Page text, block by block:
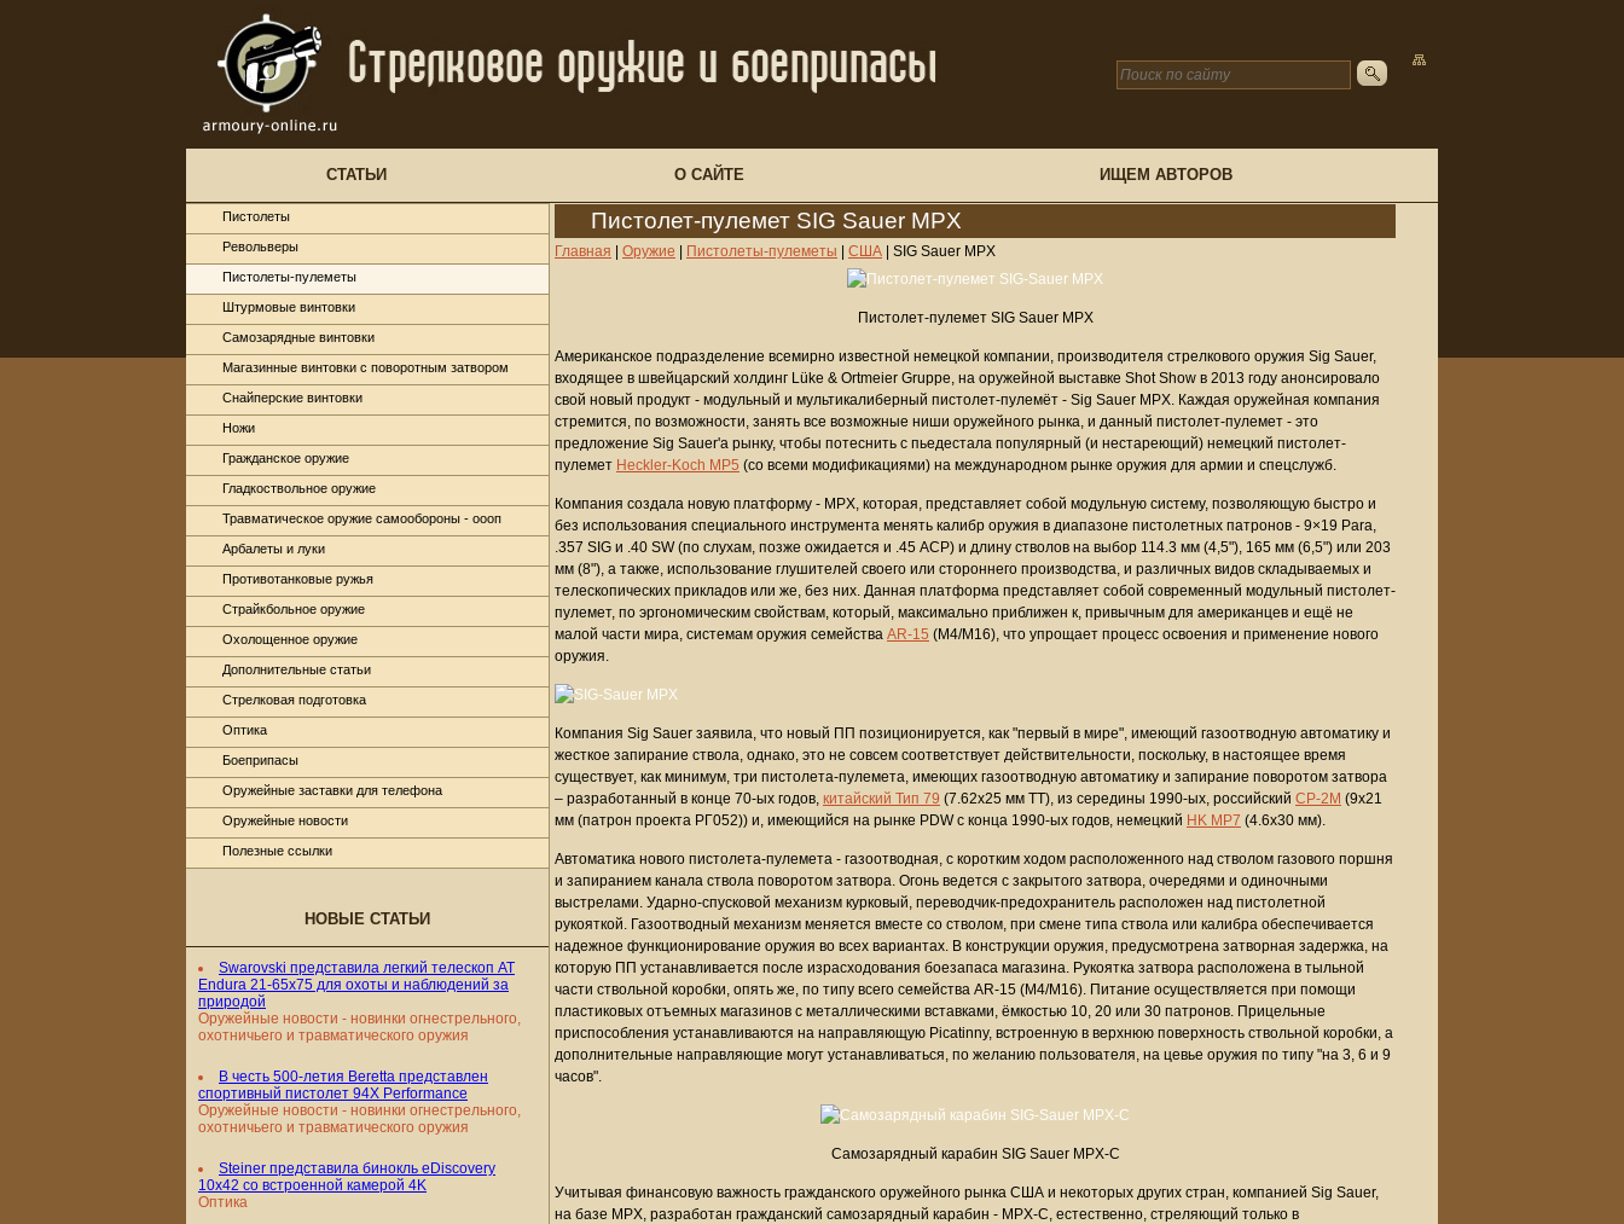
СТАТЬИ О САЙТЕ ИЩЕМ АВТОРОВ
Пистолет-пулемет SIG Sauer MPX
Главная Оружие Пистолеты-пулеметы США SIG Sauer MPX
Пистолет-пулемет SIG Sauer MPX
Американское подразделение всемирно известной немецкой компании, производителя стрелкового оружия Sig Sauer,
входящее в швейцарский холдинг Lüke & Ortmeier Gruppe, на оружейной выставке Shot Show в 2013 году анонсировало
свой новый продукт - модульный и мультикалиберный пистолет-пулемёт - Sig Sauer MPX. Каждая оружейная компания
стремится, по возможности, занять все возможные ниши оружейного рынка, и данный пистолет-пулемет - это
предложение Sig Sauer'a рынку, чтобы потеснить с пьедестала популярный (и нестареющий) немецкий пистолет-
пулемет Heckler-Koch MP5 (со всеми модификациями) на международном рынке оружия для армии и спецслужб.
Компания создала новую платформу - MPX, которая, представляет собой модульную систему, позволяющую быстро и
без использования специального инструмента менять калибр оружия в диапазоне пистолетных патронов - 9×19 Para,
.357 SIG и .40 SW (по слухам, позже ожидается и .45 ACP) и длину стволов на выбор 114.3 мм (4,5"), 165 мм (6,5") или 203
мм (8"), а также, использование глушителей своего или стороннего производства, и различных видов складываемых и
телескопических прикладов или же, без них. Данная платформа представляет собой современный модульный пистолет-
пулемет, по эргономическим свойствам, который, максимально приближен к, привычным для американцев и ещё не
малой части мира, системам оружия семейства AR-15 (M4/M16), что упрощает процесс освоения и применение нового
оружия.
Компания Sig Sauer заявила, что новый ПП позиционируется, как "первый в мире", имеющий газоотводную автоматику и
жесткое запирание ствола, однако, это не совсем соответствует действительности, поскольку, в настоящее время
существует, как минимум, три пистолета-пулемета, имеющих газоотводную автоматику и запирание поворотом затвора
– разработанный в конце 70-ых годов, китайский Тип 79 (7.62х25 мм ТТ), из середины 1990-ых, российский СР-2М (9х21
мм (патрон проекта РГ052)) и, имеющийся на рынке PDW с конца 1990-ых годов, немецкий HK MP7 (4.6х30 мм).
Автоматика нового пистолета-пулемета - газоотводная, с коротким ходом расположенного над стволом газового поршня
и запиранием канала ствола поворотом затвора. Огонь ведется с закрытого затвора, очередями и одиночными
выстрелами. Ударно-спусковой механизм курковый, переводчик-предохранитель расположен над пистолетной
рукояткой. Газоотводный механизм меняется вместе со стволом, при смене типа ствола или калибра обеспечивается
надежное функционирование оружия во всех вариантах. В конструкции оружия, предусмотрена затворная задержка, на
которую ПП устанавливается после израсходования боезапаса магазина. Рукоятка затвора расположена в тыльной
части ствольной коробки, опять же, по типу всего семейства AR-15 (М4/M16). Питание осуществляется при помощи
пластиковых отъемных магазинов с металлическими вставками, ёмкостью 10, 20 или 30 патронов. Прицельные
приспособления устанавливаются на направляющую Picatinny, встроенную в верхнюю поверхность ствольной коробки, а
дополнительные направляющие могут устанавливаться, по желанию пользователя, на цевье оружия по типу "на 3, 6 и 9
часов".
Самозарядный карабин SIG Sauer MPX-С
Учитывая финансовую важность гражданского оружейного рынка США и некоторых других стран, компанией Sig Sauer,
на базе MPX, разработан гражданский самозарядный карабин - MPX-C, естественно, стреляющий только в
Пистолеты
Револьверы
Пистолеты-пулеметы
Штурмовые винтовки
Самозарядные винтовки
Магазинные винтовки с поворотным затвором
Снайперские винтовки
Ножи
Гражданское оружие
Гладкоствольное оружие
Травматическое оружие самообороны - оооп
Арбалеты и луки
Противотанковые ружья
Страйкбольное оружие
Охолощенное оружие
Дополнительные статьи
Стрелковая подготовка
Оптика
Боеприпасы
Оружейные заставки для телефона
Оружейные новости
Полезные ссылки
НОВЫЕ СТАТЬИ
Swarovski представила легкий телескоп AT
Endura 21-65x75 для охоты и наблюдений за
природой
Оружейные новости - новинки огнестрельного,
охотничьего и травматического оружия
В честь 500-летия Beretta представлен
спортивный пистолет 94X Performance
Оружейные новости - новинки огнестрельного,
охотничьего и травматического оружия
Steiner представила бинокль eDiscovery
10x42 со встроенной камерой 4K
Оптика